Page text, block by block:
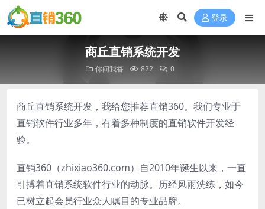
登录
商丘直销系统开发
你问我答 822 0
商丘直销系统开发，我给您推荐直销360。我们专业于
直销软件行业多年，有着多种制度的直销软件开发经
验。
直销360（zhixiao360.com）自2010年诞生以来，一直
引搏着直销系统软件行业的动脉。历经风雨洗练，如今
已树立起会员行业众人瞩目的专业品牌。